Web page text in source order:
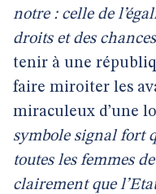
notre : celle de
droits et des
tenir à une
faire miroiter les
miraculeux d’une
symbole signal fort
toutes les femmes
clairement que